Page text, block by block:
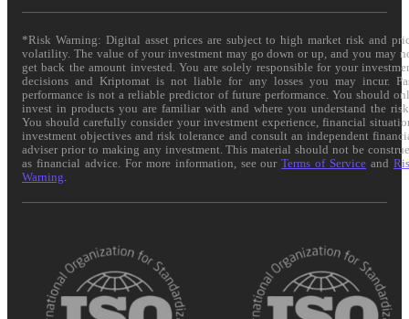
*Risk Warning: Digital asset prices are subject to high market risk and
volatility. The value of your investment may go down or up, and you may
get back the amount invested. You are solely responsible for your
decisions and Kriptomat is not liable for any losses you may incur.
performance is not a reliable predictor of future performance. You should
invest in products you are familiar with and where you understand the
You should carefully consider your investment experience, financial
investment objectives and risk tolerance and consult an independent
adviser prior to making any investment. This material should not be
as financial advice. For more information, see ourTerms of Service and
Warning